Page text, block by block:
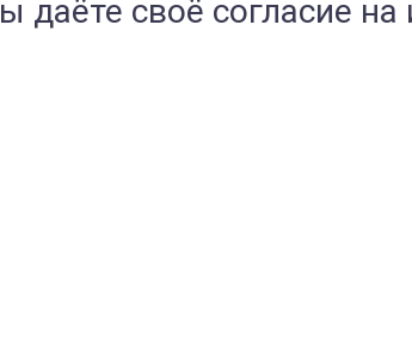
даёте своё согласие